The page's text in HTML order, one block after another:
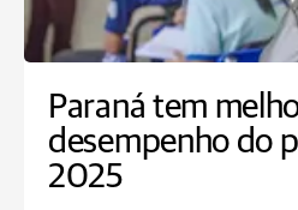
Paraná tem
desempenho do
2025